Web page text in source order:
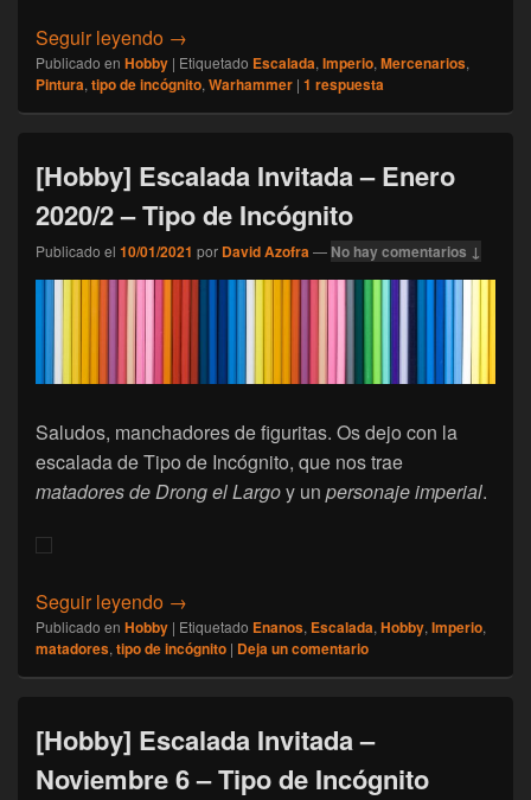
Seguir leyendo [Hobby] Escalada Invitada – Abril 1 – Tipo
→
Publicado en Hobby | Etiquetado Escalada, Imperio, Mercenarios,
Pintura, tipo de incógnito, Warhammer | 1 respuesta
[Hobby] Escalada Invitada – Enero
2020/2 – Tipo de Incógnito
Publicado el 10/01/2021 por David Azofra— No hay comentarios ↓
Saludos, manchadores de figuritas. Os dejo con la
escalada de Tipo de Incógnito, que nos trae
matadores de Drong el Largoy un personaje imperial.
Seguir leyendo [Hobby] Escalada Invitada – Enero 2020/2
→
Publicado en Hobby | Etiquetado Enanos, Escalada, Hobby, Imperio,
matadores, tipo de incógnito | Deja un comentario
[Hobby] Escalada Invitada –
Noviembre 6 – Tipo de Incógnito